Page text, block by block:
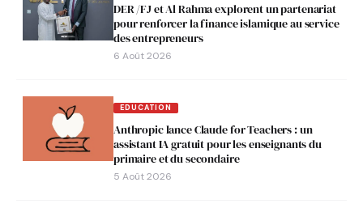
DER /FJ et Al Rahma explorent un partenariat
pour renforcer la finance islamique au service
des entrepreneurs
6 Août 2026
EDUCATION
Anthropic lance Claude for Teachers : un
assistant IA gratuit pour les enseignants du
primaire et du secondaire
5 Août 2026